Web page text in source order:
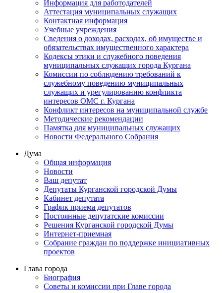
Информация для работодателей
Аттестация муниципальных служащих
Контактная информация
Учебные учреждения
Сведения о доходах, расходах, об имуществе и
обязательствах имущественного характера
Кодексы этики и служебного поведения
муниципальных служащих города Кургана
Комиссии по соблюдению требований к
служебному поведению муниципальных
служащих и урегулированию конфликта
интересов ОМС г. Кургана
Конфликт интересов на муниципальной службе
Методические рекомендации
Памятка для муниципальных служащих
Новости Федерального Cобрания
Дума
Общая информация
Новости
Ваш депутат
Депутаты Курганской городской Думы
Кабинет депутата
График приема депутатов
Постоянные депутатские комиссии
Решения Курганской городской Думы
Интернет-приемная
Собрание граждан по поддержке инициативных
проектов
Глава города
Биография
Советы и комиссии при Главе города